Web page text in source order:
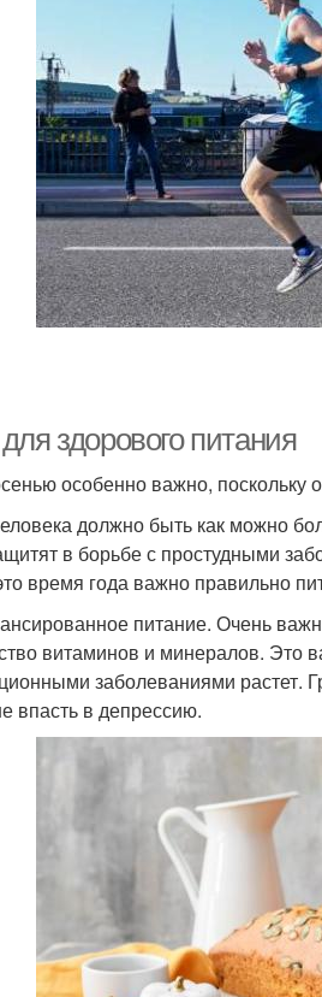
здорового питания
особенно важно, поскольку
должно быть как можно
в борьбе с простудными
время года важно правильно
питание. Очень
витаминов и минералов. Это
заболеваниями растет.
впасть в депрессию.